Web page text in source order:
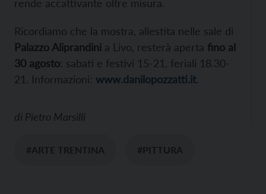
rende accattivante oltre misura.
Ricordiamo che la mostra, allestita nelle sale di
Palazzo Aliprandini a Livo, resterà aperta fino al
30 agosto: sabati e festivi 15-21, feriali 18.30-
21. Informazioni: www.danilopozzatti.it.
di Pietro Marsilli
#ARTE TRENTINA #PITTURA